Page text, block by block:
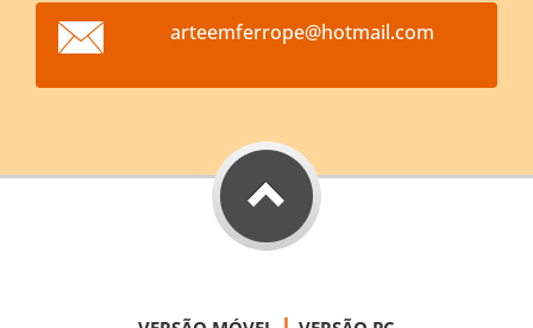
arteemferrope@hotmail.com